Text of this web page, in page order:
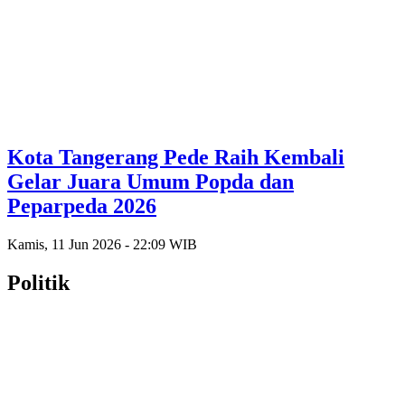
Kota Tangerang Pede Raih Kembali
Gelar Juara Umum Popda dan
Peparpeda 2026
Kamis, 11 Jun 2026 - 22:09 WIB
Politik